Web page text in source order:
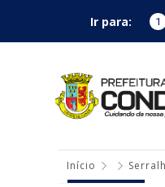
Ir para: 1
Início